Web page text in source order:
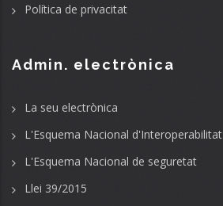
Política de privacitat
Admin. electrònica
La seu electrònica
L'Esquema Nacional d'Interoperabilitat
L'Esquema Nacional de seguretat
Llei 39/2015